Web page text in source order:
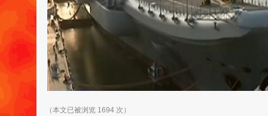
（本文已被浏览 1694 次）